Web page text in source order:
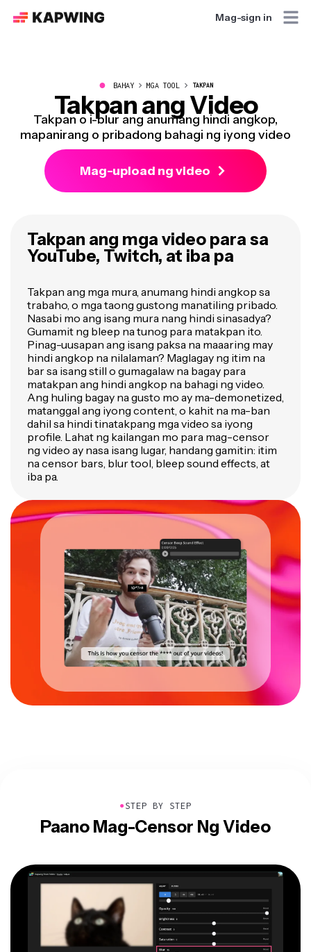
Mag-sign in
● BAHAY MGA TOOL TAKPAN
Takpan ang Video
Takpan o i-blur ang anumang hindi angkop,
mapanirang o pribadong bahagi ng iyong video
Mag-upload ng video
Takpan ang mga video para sa
YouTube, Twitch, at iba pa
Takpan ang mga mura, anumang hindi angkop sa
trabaho, o mga taong gustong manatiling pribado.
Nasabi mo ang isang mura nang hindi sinasadya?
Gumamit ng bleep na tunog para matakpan ito.
Pinag-uusapan ang isang paksa na maaaring may
hindi angkop na nilalaman? Maglagay ng itim na
bar sa isang still o gumagalaw na bagay para
matakpan ang hindi angkop na bahagi ng video.
Ang huling bagay na gusto mo ay ma-demonetized,
matanggal ang iyong content, o kahit na ma-ban
dahil sa hindi tinatakpang mga video sa iyong
profile. Lahat ng kailangan mo para mag-censor
ng video ay nasa isang lugar, handang gamitin: itim
na censor bars, blur tool, bleep sound effects, at
iba pa.
●STEP BY STEP
Paano Mag-Censor Ng Video